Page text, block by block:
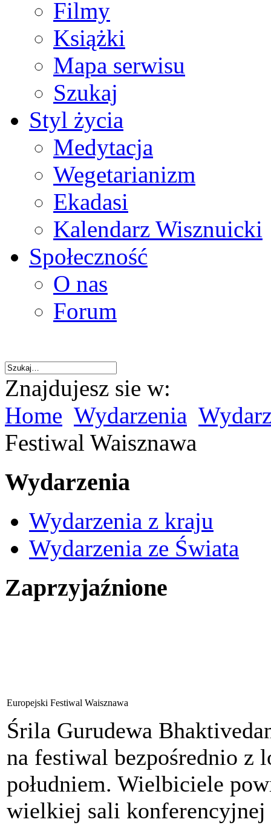
Filmy
Książki
Mapa serwisu
Szukaj
Styl życia
Medytacja
Wegetarianizm
Ekadasi
Kalendarz Wisznuicki
Społeczność
O nas
Forum
Znajdujesz sie w:
Home Wydarzenia
Festiwal Waisznawa
Wydarzenia
Wydarzenia z kraju
Wydarzenia ze Świata
Zaprzyjaźnione
Europejski Festiwal Waisznawa
Śrila Gurudewa
na festiwal bezpośrednio z
południem. Wielbiciele
wielkiej sali